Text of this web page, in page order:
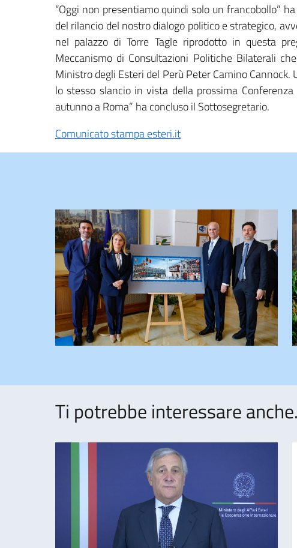
“Oggi non presentiamo quindi solo un francobollo”
del rilancio del nostro dialogo politico e strategico,
nel palazzo di Torre Tagle riprodotto in questa
Meccanismo di Consultazioni Politiche Bilaterali
Ministro degli Esteri del Perù Peter Camino
lo stesso slancio in vista della prossima
autunno a Roma” ha concluso il Sottosegretario.
Comunicato stampa esteri.it
Ti potrebbe interessare